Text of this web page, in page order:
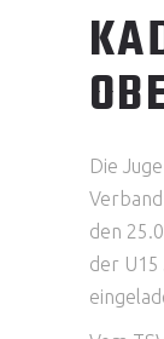
Die
den
der U15